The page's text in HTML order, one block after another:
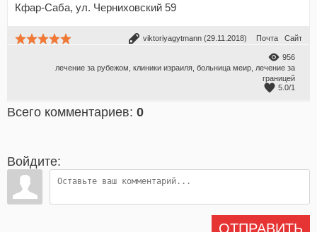
Кфар-Саба, ул. Черниховский 59
viktoriyagytmann (29.11.2018) Почта Сайт
956
лечение за рубежом клиники израиля больница меир лечение за
границей
5.0/1
Всего комментариев: 0
Войдите:
ОТПРАВИТЬ